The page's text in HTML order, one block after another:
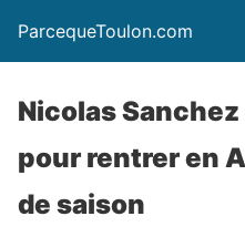
ParcequeToulon.com
Nicolas
pour rentrer en
de saison